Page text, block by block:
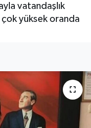
vatandaşlık
çok yüksek oranda